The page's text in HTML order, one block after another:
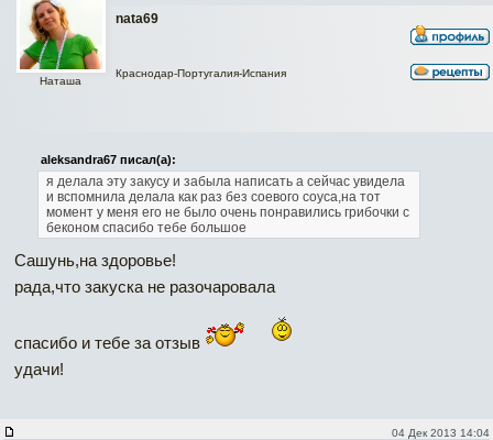
nata69
Наташа
Краснодар-Португалия-Испания
aleksandra67 писал(а):
я делала эту закусу и забыла написать а сейчас увидела
и вспомнила делала как раз без соевого соуса,на тот
момент у меня его не было очень понравились грибочки с
беконом спасибо тебе большое
Сашунь,на здоровье!
рада,что закуска не разочаровала
спасибо и тебе за отзыв
удачи!
04 Дек 2013 14:04